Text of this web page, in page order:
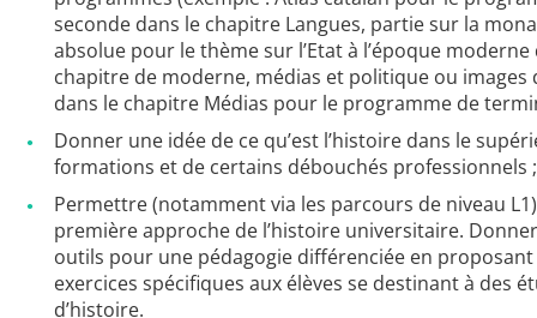
seconde dans le chapitre Langues, partie sur la
absolue pour le thème sur l’Etat à l’époque moderne
chapitre de moderne, médias et politique ou images
dans le chapitre Médias pour le programme de
Donner une idée de ce qu’est l’histoire dans le
formations et de certains débouchés professionnels ;
Permettre (notamment via les parcours de niveau
première approche de l’histoire universitaire.
outils pour une pédagogie différenciée en
exercices spécifiques aux élèves se destinant à des
d’histoire.